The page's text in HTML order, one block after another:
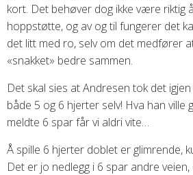
kort. Det behøver dog ikke være riktig
hoppstøtte, og av og til fungerer det
det litt med ro, selv om det medfører
«snakket» bedre sammen.
Det skal sies at Andresen tok det
både 5 og 6 hjerter selv! Hva han ville
meldte 6 spar får vi aldri vite…
Å spille 6 hjerter doblet er glimrende,
Det er jo nedlegg i 6 spar andre